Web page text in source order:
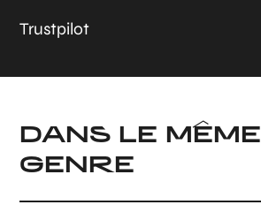
Trustpilot
DANS LE MÊME
GENRE